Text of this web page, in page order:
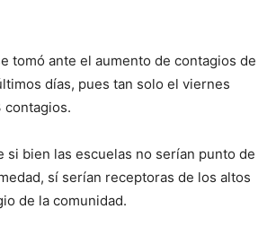
tomó ante el aumento de contagios de
días, pues tan solo el viernes
contagios.
si bien las escuelas no serían punto de
sí serían receptoras de los altos
de la comunidad.